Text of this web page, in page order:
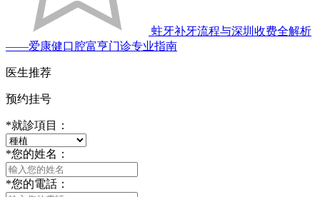
蛀牙补牙流程与深圳收费全解析
——爱康健口腔富亨门诊专业指南
医生推荐
预约挂号
*就診項目：
*您的姓名：
*您的電話：